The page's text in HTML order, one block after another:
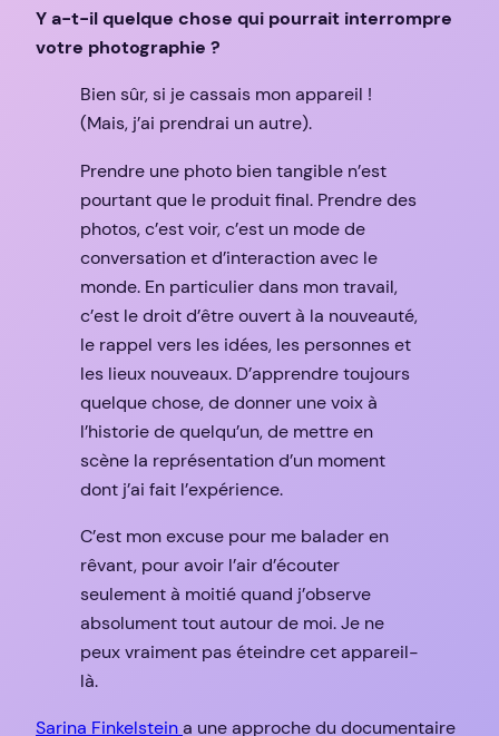
Y a-t-il quelque chose qui pourrait interrompre
votre photographie ?
Bien sûr, si je cassais mon appareil !
(Mais, j’ai prendrai un autre).
Prendre une photo bien tangible n’est
pourtant que le produit final. Prendre des
photos, c’est voir, c’est un mode de
conversation et d’interaction avec le
monde. En particulier dans mon travail,
c’est le droit d’être ouvert à la nouveauté,
le rappel vers les idées, les personnes et
les lieux nouveaux. D’apprendre toujours
quelque chose, de donner une voix à
l’historie de quelqu’un, de mettre en
scène la représentation d’un moment
dont j’ai fait l’expérience.
C’est mon excuse pour me balader en
rêvant, pour avoir l’air d’écouter
seulement à moitié quand j’observe
absolument tout autour de moi. Je ne
peux vraiment pas éteindre cet appareil-
là.
Sarina Finkelsteina une approche du documentaire